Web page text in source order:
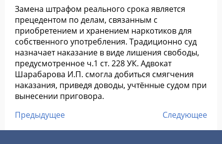
Замена штрафом реального срока является
прецедентом по делам, связанным с
приобретением и хранением наркотиков для
собственного употребления. Традиционно суд
назначает наказание в виде лишения свободы,
предусмотренное ч.1 ст. 228 УК. Адвокат
Шарабарова И.П. смогла добиться смягчения
наказания, приведя доводы, учтённые судом при
вынесении приговора.
Предыдущее
Следующее